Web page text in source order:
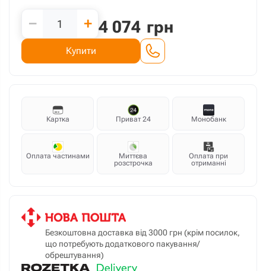
− + 4 074 грн
Купити
Картка Приват 24 Монобанк
Оплата частинами
Миттєва
розстрочка
Оплата при
отриманні
Безкоштовна доставка від 3000 грн (крім посилок,
що потребують додаткового пакування/
обрештування)